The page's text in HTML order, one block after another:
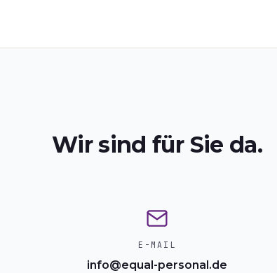
Wir sind für Sie da.
E-MAIL
info@equal-personal.de